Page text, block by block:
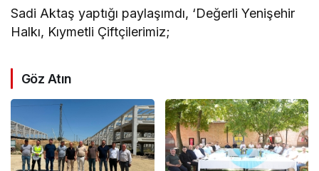
Sadi Aktaş yaptığı paylaşımdı, ‘Değerli Yenişehir
Halkı, Kıymetli Çiftçilerimiz;
Göz Atın